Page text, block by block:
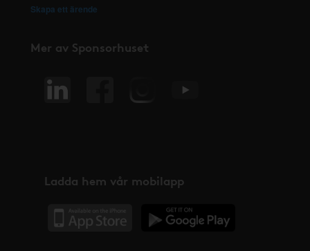
Skapa ett ärende
Mer av Sponsorhuset
Ladda hem vår mobilapp